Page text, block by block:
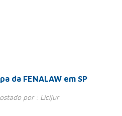
da FENALAW em SP
por : Licijur